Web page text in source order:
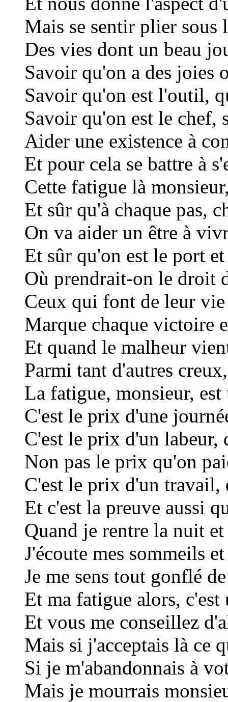
Mais se sentir plier
Des vies dont un beau
Savoir qu'on a des joies
Savoir qu'on est l'outil,
Savoir qu'on est le chef,
Aider une existence à
Et pour cela se battre à
Cette fatigue là
Et sûr qu'à chaque pas,
On va aider un être à
Et sûr qu'on est le port
Où prendrait-on le droit
Ceux qui font de leur
Marque chaque victoire
Et quand le malheur
Parmi tant d'autres
La fatigue, monsieur,
C'est le prix d'une
C'est le prix d'un
Non pas le prix qu'on
C'est le prix d'un travail,
Et c'est la preuve aussi
Quand je rentre la nuit
J'écoute mes sommeils
Je me sens tout gonflé
Et ma fatigue alors, c'est
Et vous me conseillez
Mais si j'acceptais là ce
Si je m'abandonnais à
Mais je mourrais